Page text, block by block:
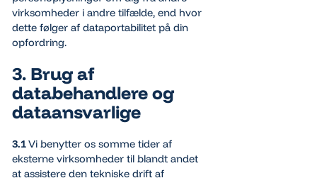
virksomheder i andre tilfælde, end hvor
dette følger af dataportabilitet på din
opfordring.
3. Brug af
databehandlere og
dataansvarlige
3.1Vi benytter os somme tider af
eksterne virksomheder til blandt andet
at assistere den tekniske drift af